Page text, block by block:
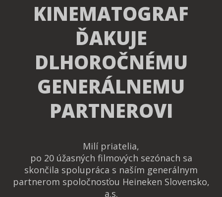
KINEMATOGRAF
ĎAKUJE
DLHOROČNÉMU
GENERÁLNEMU
PARTNEROVI
Milí priatelia,
po 20 úžasných filmových sezónach sa
skončila spolupráca s naším generálnym
partnerom spoločnosťou Heineken Slovensko,
a.s.